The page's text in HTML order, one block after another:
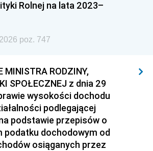
Rolnej na lata 2023–
poz. 747
MINISTRA RODZINY,
SPOŁECZNEJ z dnia 29
wysokości dochodu
podlegającej
podstawie przepisów o
podatku dochodowym od
osiąganych przez